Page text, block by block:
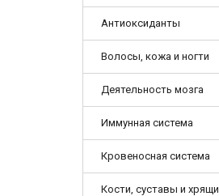
Антиоксиданты
Волосы, кожа и ногти
Деятельность мозга
Иммунная система
Кровеносная система
Кости, суставы и хрящи